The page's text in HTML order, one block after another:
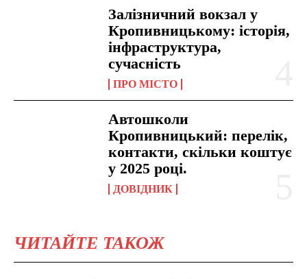
Залізничний вокзал у
Кропивницькому: історія,
інфраструктура,
сучасність
ПРО МІСТО
Автошколи
Кропивницький: перелік,
контакти, скільки коштує
у 2025 році.
ДОВІДНИК
ЧИТАЙТЕ ТАКОЖ